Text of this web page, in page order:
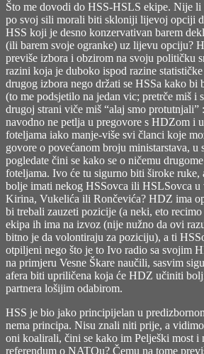
Što me dovodi do HSS-HSLS ekipe. Nije
po svoj sili morali biti skloniji lijevoj opciji
HSS koji je desno konzervativan barem
(ili barem svoje ogranke) uz lijevu opciju?
previše izbora i obzirom na svoju političku
razini koja je duboko ispod razine
drugog izbora nego držati se HSSa kako bi
(to me podsjetilo na jedan vic; pretrče miš i
drugoj strani viče miš “alaj smo protutnjali”
navodno ne petlja u pregovore s HDZom i
foteljama iako manje-više svi članci koje
govore o povećanom broju ministarstava, u
pogledate čini se kako se o ničemu
foteljama. Ivo će tu sigurno biti široke ruke,
bolje imati nekog HSSovca ili HSLSovca u
Kirina, Vukelića ili Rončevića? HDZ ima
bi trebali zauzeti pozicije (a neki, eto
ekipa ih ima na izvoz (nije nužno da ovi
bitno je da volontiraju za poziciju), a ti
otpiljeni nego što je to Ivo radio sa svojim
na primjeru Vesne Škare naučili, sasvim
afera biti upriličena koja će HDZ učiniti
partnera lošijim odabirom.
HSS je bio jako principijelan u
nema principa. Nisu znali niti prije, a
oni koalirali, čini se kako im Pelješki most i
referendum o NATOu? Čemu na tome